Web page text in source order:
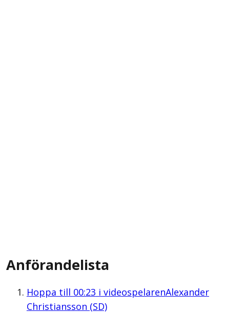
Anförandelista
Hoppa till 00:23 i videospelarenAlexander
Christiansson (SD)